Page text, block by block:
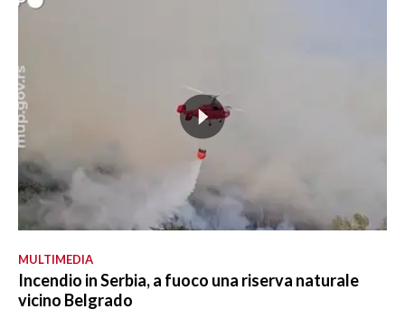
MULTIMEDIA
Incendio in Serbia, a fuoco una riserva naturale
vicino Belgrado